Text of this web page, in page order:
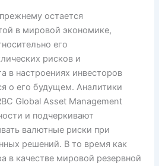
остается
в мировой экономике,
его
рисков и
в настроениях инвесторов
о его будущем. Аналитики
Global Asset Management
и подчеркивают
валютные риски при
решений. В то время как
в качестве мировой резервной